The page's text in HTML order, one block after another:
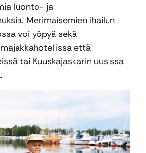
luonto- ja
Merimaisemien ihailun
voi yöpyä sekä
että
tai Kuuskajaskarin uusissa